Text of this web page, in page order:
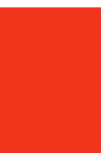
de fatores
com taxas
a tabela
QNB
em vez